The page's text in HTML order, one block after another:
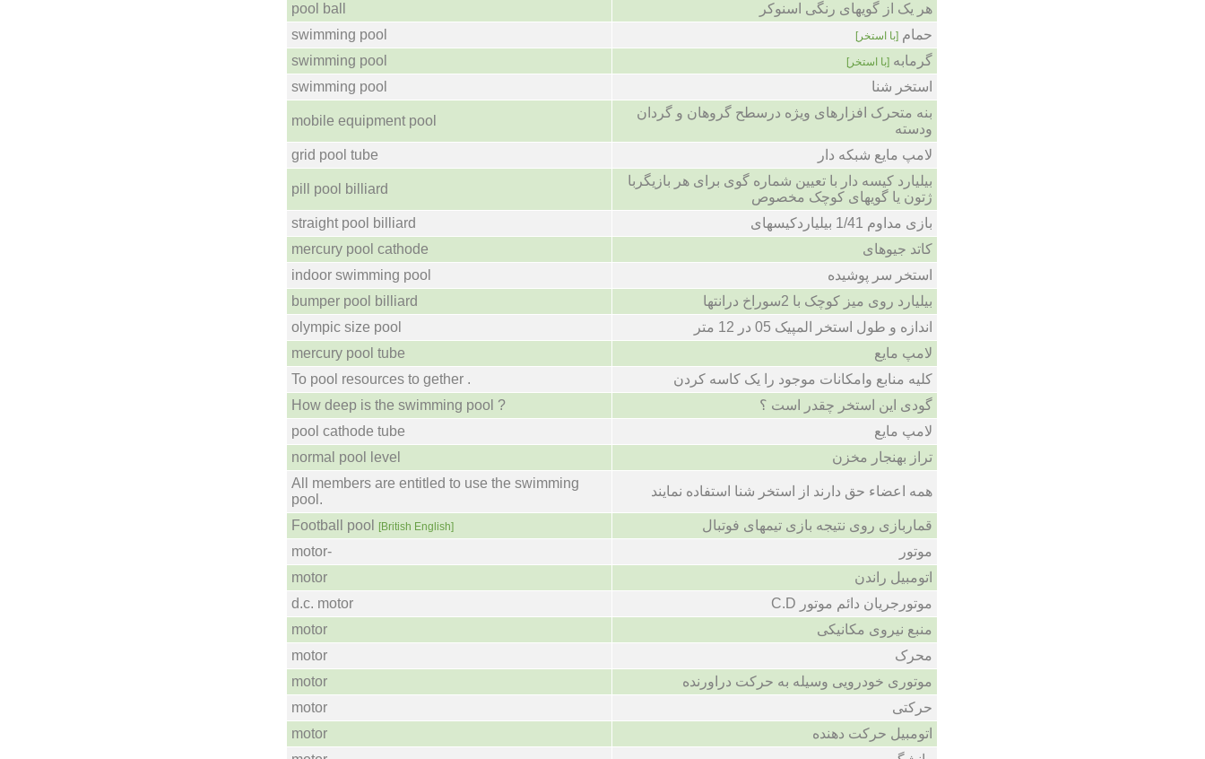
pool ball
هر یک از گویهای رنگی اسنوکر
swimming pool
حمام [با استخر]
swimming pool گرمابه [با استخر]
swimming pool استخر شنا
mobile equipment pool
بنه متحرک افزارهای ویژه درسطح گروهان و گردان
ودسته
grid pool tube
لامپ مایع شبکه دار
pill pool billiard
بیلیارد کیسه دار با تعیین شماره گوی برای هر بازیگربا
ژتون یا گویهای کوچک مخصوص
straight pool billiard
بازی مداوم 1/41 بیلیاردکیسهای
mercury pool cathode
کاتد جیوهای
indoor swimming pool
استخر سر پوشیده
bumper pool billiard
بیلیارد روی میز کوچک با 2سوراخ درانتها
olympic size pool
اندازه و طول استخر المپیک 05 در 12 متر
mercury pool tube
لامپ مایع
To pool resources to gether .
کلیه منابع وامکانات موجود را یک کاسه کردن
How deep is the swimming pool ?
گودی این استخر چقدر است ؟
pool cathode tube
لامپ مایع
normal pool level
تراز بهنجار مخزن
All members are entitled to use the swimming
pool.
همه اعضاء حق دارند از استخر شنا استفاده نمایند
Football pool [British English]
قماربازی روی نتیجه بازی تیمهای فوتبال
motor-
موتور
motor
اتومبیل راندن
d.c. motor
موتورجریان دائم موتور C.D
motor
منبع نیروی مکانیکی
motor
محرک
motor
موتوری خودرویی وسیله به حرکت دراورنده
motor
حرکتی
motor
اتومبیل حرکت دهنده